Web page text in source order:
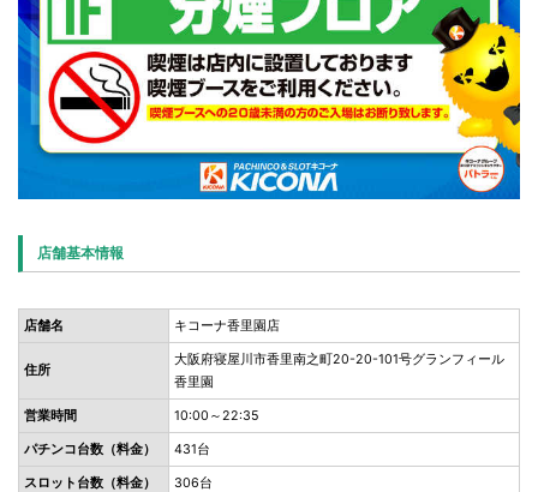
店舗基本情報
店舗名 キコーナ香里園店
住所
大阪府寝屋川市香里南之町20-20-101号グランフィール
香里園
営業時間 10:00～22:35
パチンコ台数（料金） 431台
スロット台数（料金） 306台